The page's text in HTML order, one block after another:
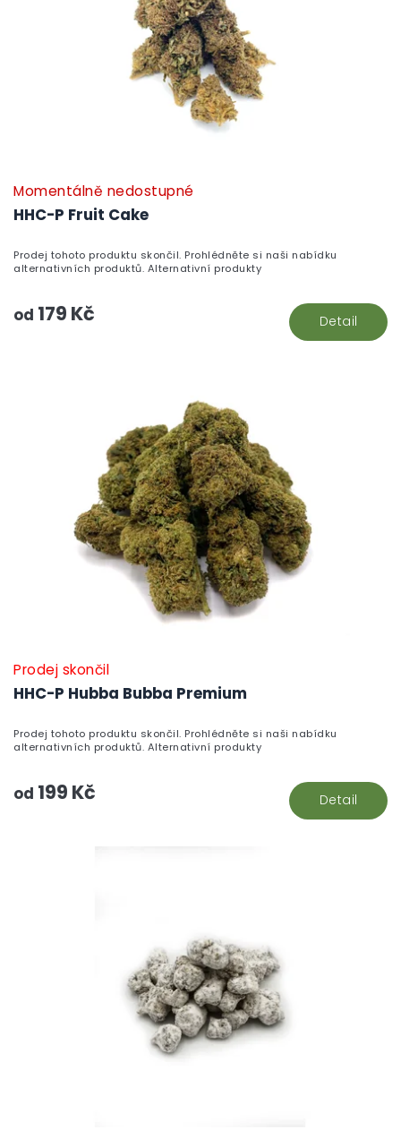
HHC-P Fruit Cake
Momentálně nedostupné
od 179 Kč Detail
Prodej tohoto produktu skončil. Prohlédněte si naši nabídku
alternativních produktů. Alternativní produkty
HHC-P Hubba Bubba Premium
Prodej skončil
od 199 Kč Detail
Prodej tohoto produktu skončil. Prohlédněte si naši nabídku
alternativních produktů. Alternativní produkty